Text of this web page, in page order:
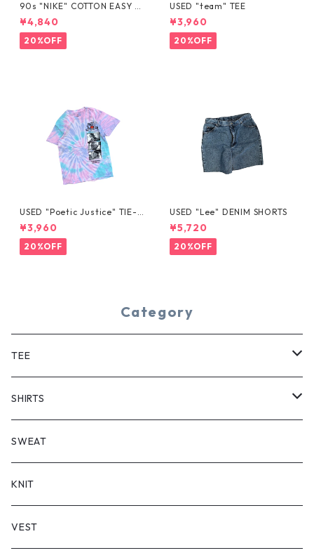
90s "NIKE" COTTON EASY S
HORTS
¥4,840
20%OFF
USED "team" TEE
¥3,960
20%OFF
USED "Poetic Justice" TIE-D
YE TEE
¥3,960
20%OFF
USED "Lee" DENIM SHORTS
¥5,720
20%OFF
Category
TEE
SHORT SLEEVE
LONG SLEEVE
SHIRTS
SHORT SLEEVE
LONG SLEEVE
SWEAT
KNIT
VEST